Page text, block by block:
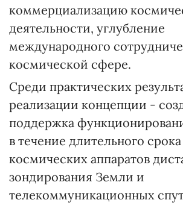
коммерциализацию
деятельности, углубление
международного
космической сфере.
Среди практических
реализации концепции -
поддержка
в течение длительного
космических аппаратов
зондирования Земли и
телекоммуникационных